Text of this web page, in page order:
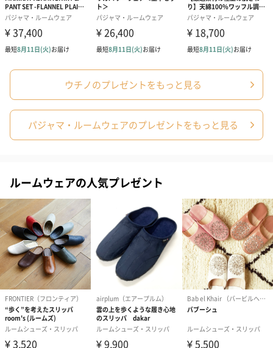
あり（280円）
メッセージカード（通常・写真・グリーティング）
ードを同梱します。
メッセージカードや封筒のデザインは一部変更する場合がありま
写真付きメッセージカ
ード（680円）
写真付きメッセージカ
ード（Thank you）ピ
ンク（680円）
【誕生日】
Birthday ホワ
刷なし）（
生花
ウチノのプレゼントをもっと見る
パジャマ・ルームウェアのプレゼントをもっと見る
ルームウェアの人気プレゼント